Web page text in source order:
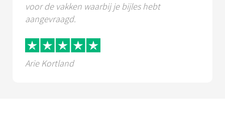
voor de vakken waarbij je bijles hebt
aangevraagd.
Arie Kortland